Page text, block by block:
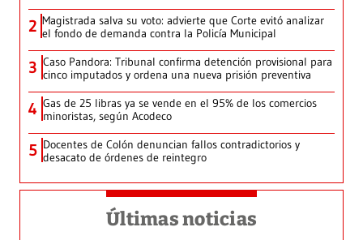
2 Magistrada salva su voto: advierte que Corte evitó analizar
el fondo de demanda contra la Policía Municipal
3 Caso Pandora: Tribunal confirma detención provisional para
cinco imputados y ordena una nueva prisión preventiva
4 Gas de 25 libras ya se vende en el 95% de los comercios
minoristas, según Acodeco
5 Docentes de Colón denuncian fallos contradictorios y
desacato de órdenes de reintegro
Últimas noticias